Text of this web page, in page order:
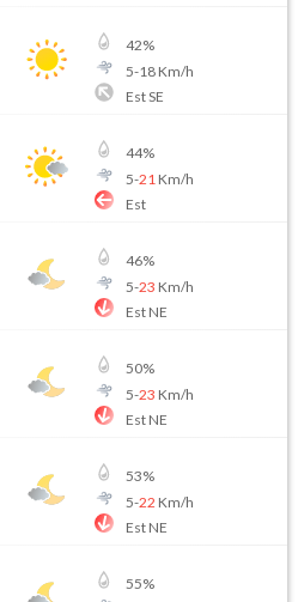
42%
5-18Km/h
Est SE
44%
5-21 Km/h
Est
46%
5-23 Km/h
Est NE
50%
5-23 Km/h
Est NE
53%
5-22 Km/h
Est NE
55%